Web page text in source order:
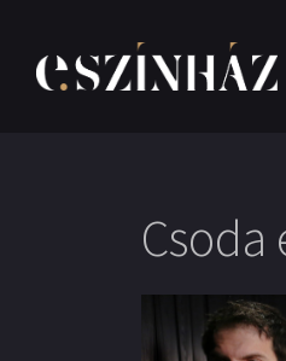
Csoda